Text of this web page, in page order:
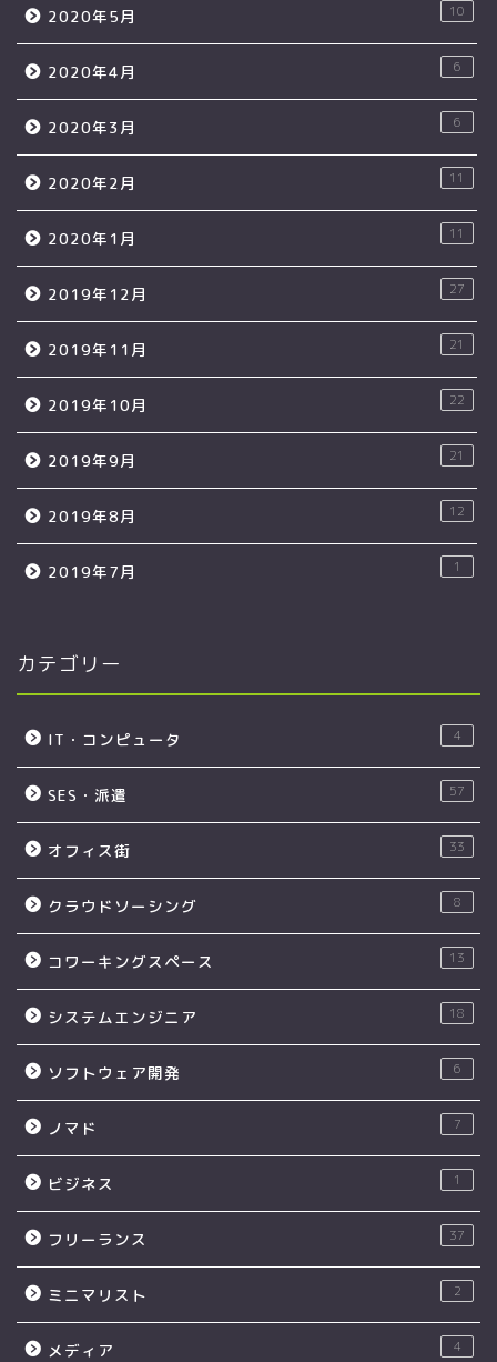
2020年5月 10
2020年4月 6
2020年3月 6
2020年2月 11
2020年1月 11
2019年12月 27
2019年11月 21
2019年10月 22
2019年9月 21
2019年8月 12
2019年7月 1
カテゴリー
IT・コンピュータ 4
SES・派遣 57
オフィス街 33
クラウドソーシング 8
コワーキングスペース 13
システムエンジニア 18
ソフトウェア開発 6
ノマド 7
ビジネス 1
フリーランス 37
ミニマリスト 2
メディア 4